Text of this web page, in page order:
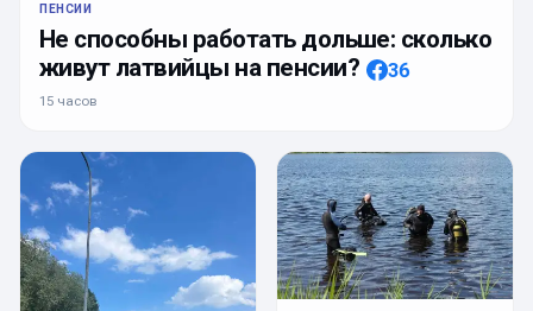
ПЕНСИИ
Не способны работать дольше: сколько
живут латвийцы на пенсии?
36
15 часов